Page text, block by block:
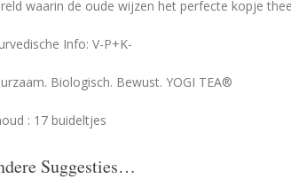
waarin de oude wijzen het perfecte kopje
Info: V-P+K-
Biologisch. Bewust. YOGI TEA®
: 17 buideltjes
Suggesties…